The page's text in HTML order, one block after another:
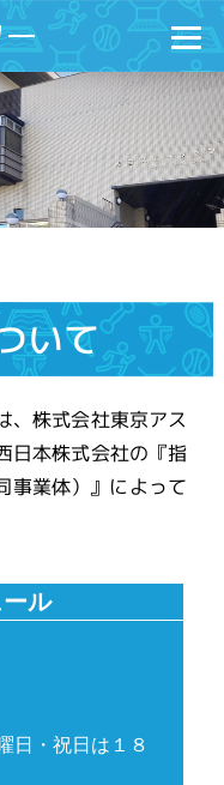
いて
、株式会社東京アス
日本株式会社の『指
事業体）』によって
ル
日・祝日は１８